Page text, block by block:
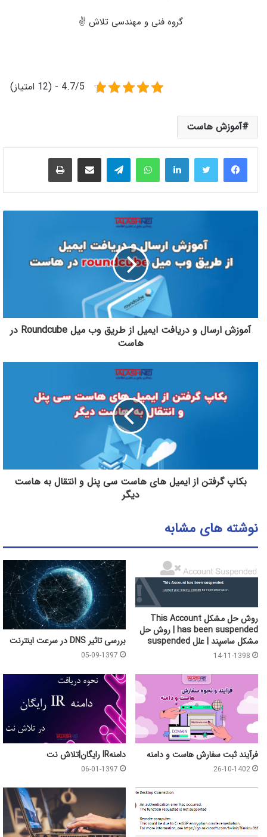
گروه فنی و مهندسی تلاش ✌
4.7/5 - (12 امتیاز)
آموزش هاست
لینکدینواتس آپ تلگرام اشتراک گذاری از طریق ایمیل چاپ
آموزش ارسال و دریافت ایمیل از طریق وب میل Roundcube در
هاست
بکاپ گرفتن از ایمیل های هاست سی پنل و انتقال به هاست
دیگر
نوشته های مشابه
روش حل مشکل This Account
has been suspended | روش حل
مشکل ساسپند | علل suspended
14-11-1398
بررسی تاثیر DNS در سرعت اینترنت
05-09-1397
فرآیند ثبت سفارش هاست و دامنه
26-10-1402
دامنهIR رایگان|تلاش نت
06-01-1397